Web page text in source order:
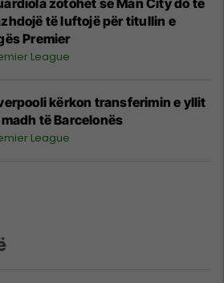
zotohet se Man City do të
të luftojë për titullin e
Premier
League
kërkon transferimin e yllit
të Barcelonës
League